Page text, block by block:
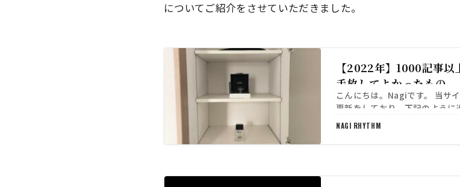
についてご紹介をさせていただきました。
【2022年】1000記事
手放してよかったもの
こんにちは。Nagiです。 当サ
更新をしており、下記のよう
もの/手放してよかったものに
NAGI RHYTHM